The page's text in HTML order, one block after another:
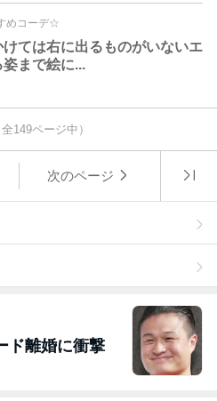
めコーデ☆
ては右に出るものがいないエ
まで絵に...
149ページ中）
次のページ
ド離婚に衝撃